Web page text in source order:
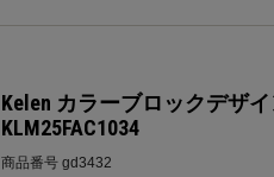
Kelen カラーブロックデザ
KLM25FAC1034
商品番号 gd3432